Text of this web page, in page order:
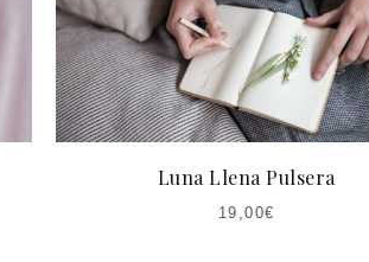
Luna Llena Pulsera
19,00€